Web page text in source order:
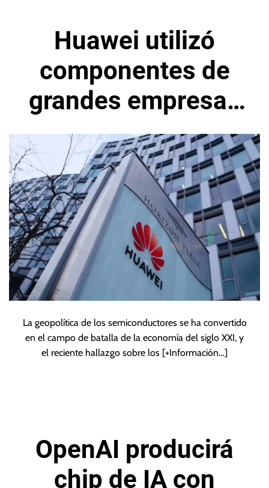
Huawei utilizó
componentes de
grandes empresas
pra sus chips IA
La geopolítica de los semiconductores se ha convertido
en el campo de batalla de la economía del siglo XXI, y
el reciente hallazgo sobre los [+Información…]
OpenAI producirá
chip de IA con